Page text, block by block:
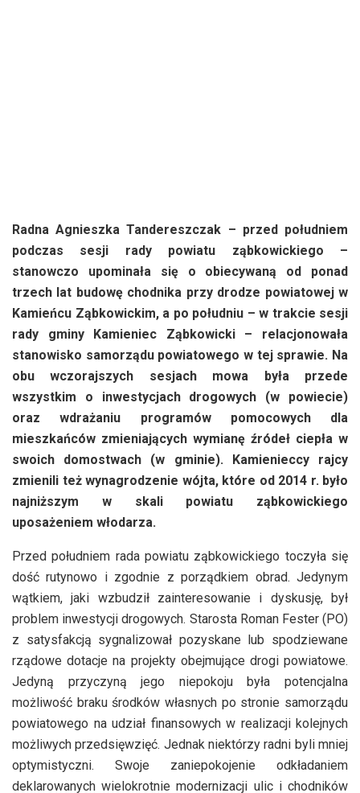
Radna Agnieszka Tandereszczak – przed południem
podczas sesji rady powiatu ząbkowickiego –
stanowczo upominała się o obiecywaną od ponad
trzech lat budowę chodnika przy drodze powiatowej w
Kamieńcu Ząbkowickim, a po południu – w trakcie sesji
rady gminy Kamieniec Ząbkowicki – relacjonowała
stanowisko samorządu powiatowego w tej sprawie. Na
obu wczorajszych sesjach mowa była przede
wszystkim o inwestycjach drogowych (w powiecie)
oraz wdrażaniu programów pomocowych dla
mieszkańców zmieniających wymianę źródeł ciepła w
swoich domostwach (w gminie). Kamienieccy rajcy
zmienili też wynagrodzenie wójta, które od 2014 r. było
najniższym w skali powiatu ząbkowickiego
uposażeniem włodarza.
Przed południem rada powiatu ząbkowickiego toczyła się
dość rutynowo i zgodnie z porządkiem obrad. Jedynym
wątkiem, jaki wzbudził zainteresowanie i dyskusję, był
problem inwestycji drogowych. Starosta Roman Fester (PO)
z satysfakcją sygnalizował pozyskane lub spodziewane
rządowe dotacje na projekty obejmujące drogi powiatowe.
Jedyną przyczyną jego niepokoju była potencjalna
możliwość braku środków własnych po stronie samorządu
powiatowego na udział finansowych w realizacji kolejnych
możliwych przedsięwzięć. Jednak niektórzy radni byli mniej
optymistyczni. Swoje zaniepokojenie odkładaniem
deklarowanych wielokrotnie modernizacji ulic i chodników